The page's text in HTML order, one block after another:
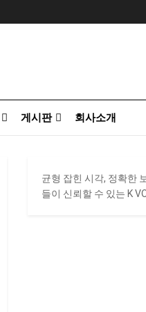
게시판 회사소개
균형 잡힌 시각, 정확한
들이 신뢰할 수 있는 K